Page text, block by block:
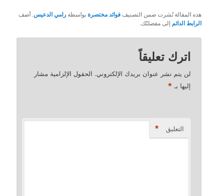
هذه المقالة نُشرت ضمن التصنيففوائد مختصرةبواسطةرامي الدعيس. أضف
الرابط الدائم إلى مفضلتّك.
اترك تعليقاً
لن يتم نشر عنوان بريدك الإلكتروني. الحقول الإلزامية مشار
إليها بـ *
التعليق *